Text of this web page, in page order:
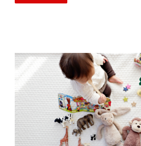
Rencontre enfants et parents